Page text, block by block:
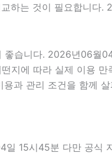
하는 것이 필요합니다.
습니다. 2026년06월
지에 따라 실제 이용
과 관리 조건을 함께
15시45분 다만 공식